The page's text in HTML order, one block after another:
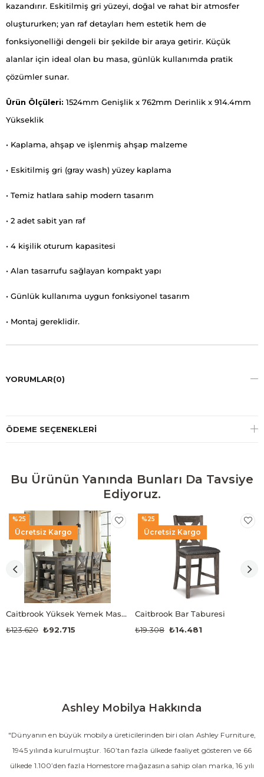
kazandırır. Eskitilmiş gri yüzeyi, doğal ve rahat bir atmosfer
oluştururken; yan raf detayları hem estetik hem de
fonksiyonelliği dengeli bir şekilde bir araya getirir. Küçük
alanlar için ideal olan bu masa, günlük kullanımda pratik
çözümler sunar.
Ürün Ölçüleri: 1524mm Genişlik x 762mm Derinlik x 914.4mm
Yükseklik
• Kaplama, ahşap ve işlenmiş ahşap malzeme
• Eskitilmiş gri (gray wash) yüzey kaplama
• Temiz hatlara sahip modern tasarım
• 2 adet sabit yan raf
• 4 kişilik oturum kapasitesi
• Alan tasarrufu sağlayan kompakt yapı
• Günlük kullanıma uygun fonksiyonel tasarım
• Montaj gereklidir.
YORUMLAR(0)
ÖDEME SEÇENEKLERI
Bu Ürünün Yanında Bunları Da Tavsiye
Ediyoruz.
Caitbrook Yüksek Yemek Masası Takımı
₺92.715
₺123.620
Ücretsiz Kargo
%25
Caitbrook Bar Taburesi
₺14.481
₺19.308
Ücretsiz Kargo
%25
Ashley Mobilya Hakkında
"Dünyanın en büyük mobilya üreticilerinden biri olan Ashley Furniture,
1945 yılında kurulmuştur. 160’tan fazla ülkede faaliyet gösteren ve 66
ülkede 1.100’den fazla Homestore mağazasına sahip olan marka, 16 yılı